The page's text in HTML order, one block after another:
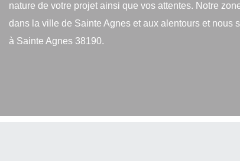
nature de votre projet ainsi que vos attentes. Notre
dans la ville de Sainte Agnes et aux alentours et nous
à Sainte Agnes 38190.